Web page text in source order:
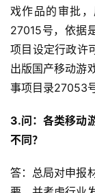
戏作品的审批
27015号，依据
项目设定行政许
出版国产移动游
事项目录27053
3.问：各类移动
不同？
答：总局对申报